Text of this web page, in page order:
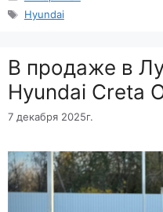
Метки
Hyundai
В продаже в
Hyundai Creta
7 декабря 2025г.